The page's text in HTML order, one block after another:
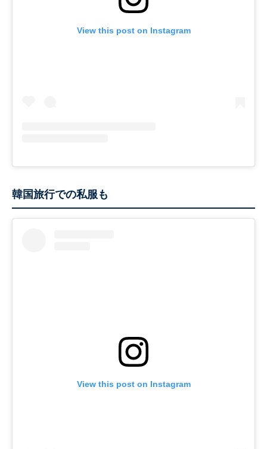
View this post on Instagram
韓国旅行での私服も
View this post on Instagram